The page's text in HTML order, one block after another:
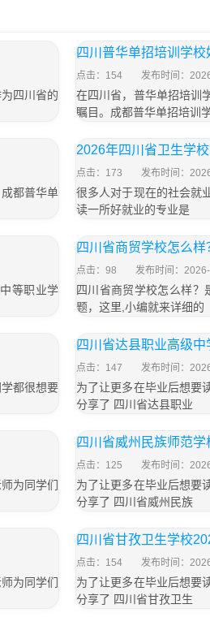
四川省的
四川普华单招培训学校
点击：154 发布时间：
在四川省，普华单招培训
瞩目。成都普华单招培训
都普华单
2026年四川省卫生学
点击：173 发布时间：
很多人对于现在的社会就
读一所好就业的专业是
等职业学
四川省商贸学校怎么样
点击：98 发布时间：
四川省商贸学校怎么样？
题，这里,小编就来详细的
都很想要
四川省达县职业高级
点击：147 发布时间：
为了让更多在毕业后想要
分享了 四川省达县职业
为同学们
四川省威州民族师范
点击：125 发布时间：
为了让更多在毕业后想要
分享了 四川省威州民族
为同学们
四川省甘孜卫生学校
点击：154 发布时间：
为了让更多在毕业后想要
分享了 四川省甘孜卫生